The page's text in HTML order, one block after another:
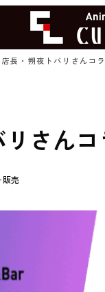
店長・朔夜トバリさんコ
さん
販売